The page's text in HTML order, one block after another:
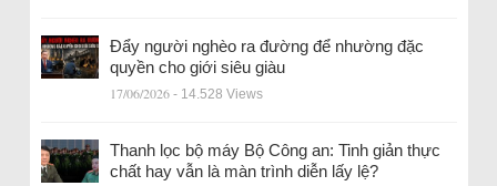
Đẩy người nghèo ra đường để nhường đặc
quyền cho giới siêu giàu
17/06/2026 - 14.528 Views
Thanh lọc bộ máy Bộ Công an: Tinh giản thực
chất hay vẫn là màn trình diễn lấy lệ?